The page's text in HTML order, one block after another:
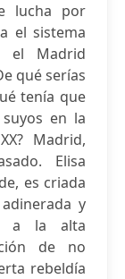
lucha por
el sistema
el Madrid
qué serías
tenía que
en la
Madrid,
Elisa
es criada
y
a la alta
de no
rebeldía